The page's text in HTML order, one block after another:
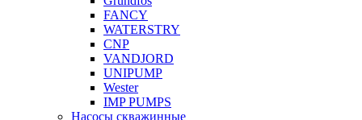
FANCY
WATERSTRY
CNP
VANDJORD
UNIPUMP
Wester
IMP PUMPS
Насосы скважинные